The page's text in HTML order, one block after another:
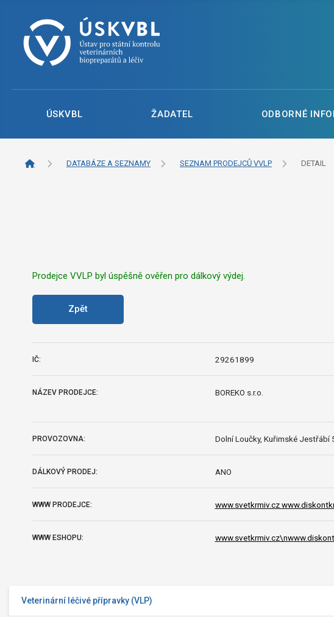
ÚSKVBL ŽADATEL ODBORNÉ
DATABÁZE A SEZNAMY SEZNAM PRODEJCŮ VVLP DETAIL
Veterinární léčivé přípravky (VLP)
Prodejce VVLP byl úspěšně ověřen pro dálkový výdej.
Zpět
IČ: 29261899
NÁZEV PRODEJCE: BOREKO s.r.o.
PROVOZOVNA: Dolní Loučky, Kuřimské Jestřábí
DÁLKOVÝ PRODEJ: ANO
WWW PRODEJCE: www.svetkrmiv.cz
WWW ESHOPU: